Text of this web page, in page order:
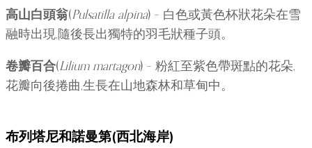
高山白頭翁(Pulsatilla alpina) – 白色或黃色杯狀花朵在雪
融時出現,隨後長出獨特的羽毛狀種子頭。
卷瓣百合(Lilium martagon) – 粉紅至紫色帶斑點的花朵,
花瓣向後捲曲,生長在山地森林和草甸中。
布列塔尼和諾曼第(西北海岸)